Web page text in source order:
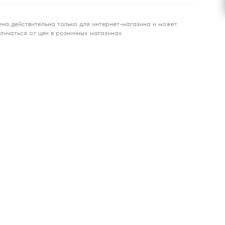
действительна только для интернет-магазина и может
от цен в розничных магазинах